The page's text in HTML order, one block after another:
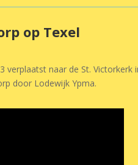
op Texel
naar de St.
door Lodewijk Ypma.